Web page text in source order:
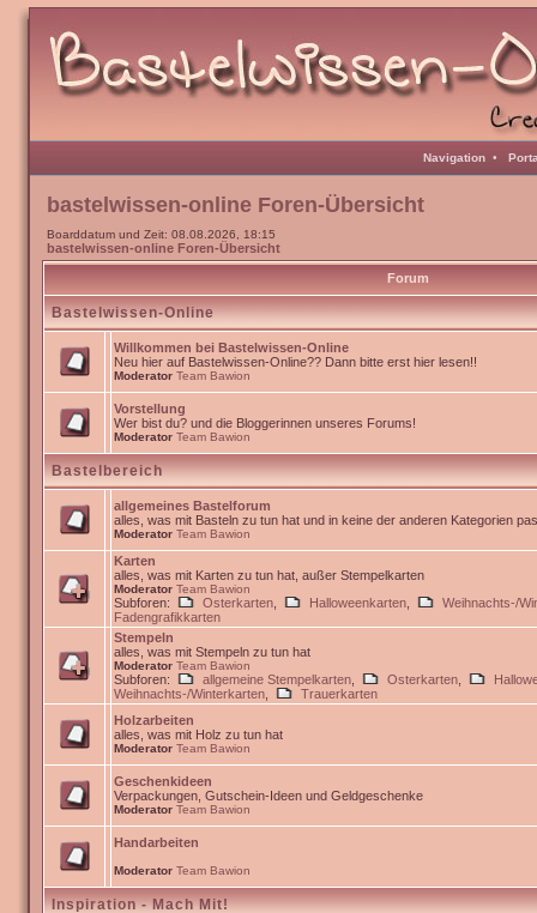
Navigation •
bastelwissen-online Foren-Übersicht
Boarddatum und Zeit: 08.08.2026, 18:15
bastelwissen-online Foren-Übersicht
Forum
Bastelwissen-Online
Willkommen bei Bastelwissen-Online
Neu hier auf Bastelwissen-Online?? Dann bitte erst hier lesen!!
Moderator Team Bawion
Vorstellung
Wer bist du? und die Bloggerinnen unseres Forums!
Moderator Team Bawion
Bastelbereich
allgemeines Bastelforum
alles, was mit Basteln zu tun hat und in keine der anderen Kategorien
Moderator Team Bawion
Karten
alles, was mit Karten zu tun hat, außer Stempelkarten
Moderator Team Bawion
Subforen: Osterkarten Halloweenkarten
Weihnachts-/
Fadengrafikkarten
Stempeln
alles, was mit Stempeln zu tun hat
Moderator Team Bawion
Subforen: allgemeine Stempelkarten Osterkarten
Weihnachts-/Winterkarten
Trauerkarten
Holzarbeiten
alles, was mit Holz zu tun hat
Moderator Team Bawion
Geschenkideen
Verpackungen, Gutschein-Ideen und Geldgeschenke
Moderator Team Bawion
Handarbeiten
Moderator Team Bawion
Inspiration - Mach Mit!